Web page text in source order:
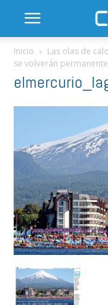
Inicio
Las olas de
se volverán